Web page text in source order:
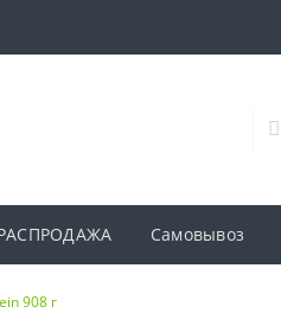
Самовывоз
908 г